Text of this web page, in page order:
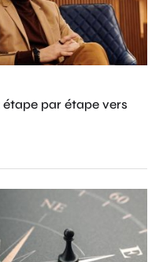
par étape vers